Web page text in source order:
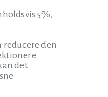
5%,
den
det